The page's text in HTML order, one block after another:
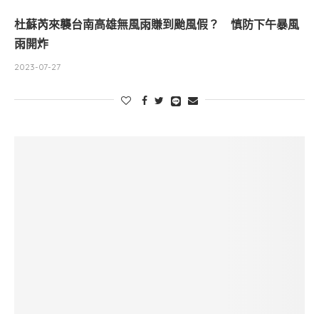
杜蘇芮來襲台南高雄無風雨賺到颱風假？ 慎防下午暴風
雨開炸
2023-07-27